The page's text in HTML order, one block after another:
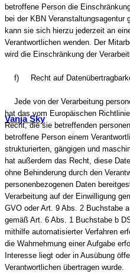
Vanja Sky
betroffene Person die
bei der KBN Veranstaltungsagentur
kann sie sich hierzu jederzeit an
Verantwortlichen wenden. Der
wird die Einschränkung der
f) Recht auf
Jede von der Verarbeitung
hat das vom Europäischen
Recht, die sie betreffenden
betroffene Person einem
strukturierten, gängigen und
hat außerdem das Recht, diese
ohne Behinderung durch den
personenbezogenen Daten
Verarbeitung auf der Einwilligung
GVO oder Art. 9 Abs. 2 Buchstabe
gemäß Art. 6 Abs. 1 Buchstabe b
mithilfe automatisierter Verfahren
die Wahrnehmung einer Aufgabe
Interesse liegt oder in Ausübung
Verantwortlichen übertragen wurde.